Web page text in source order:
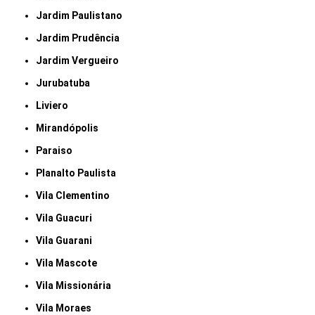
Jardim Paulistano
Jardim Prudência
Jardim Vergueiro
Jurubatuba
Liviero
Mirandópolis
Paraiso
Planalto Paulista
Vila Clementino
Vila Guacuri
Vila Guarani
Vila Mascote
Vila Missionária
Vila Moraes